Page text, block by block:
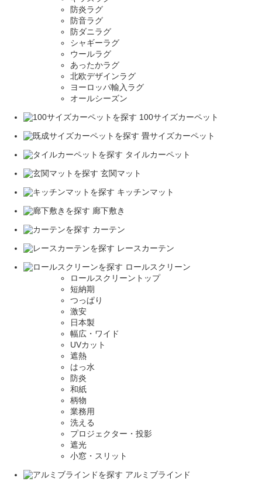
防炎ラグ
防音ラグ
防ダニラグ
シャギーラグ
ウールラグ
あったかラグ
北欧デザインラグ
ヨーロッパ輸入ラグ
オールシーズン
100サイズカーペット
畳サイズカーペット
タイルカーペット
玄関マット
キッチンマット
廊下敷き
カーテン
レースカーテン
ロールスクリーン
ロールスクリーントップ
短納期
つっぱり
激安
日本製
幅広・ワイド
UVカット
遮熱
はっ水
防炎
和紙
柄物
業務用
洗える
プロジェクター・投影
遮光
小窓・スリット
アルミブラインド